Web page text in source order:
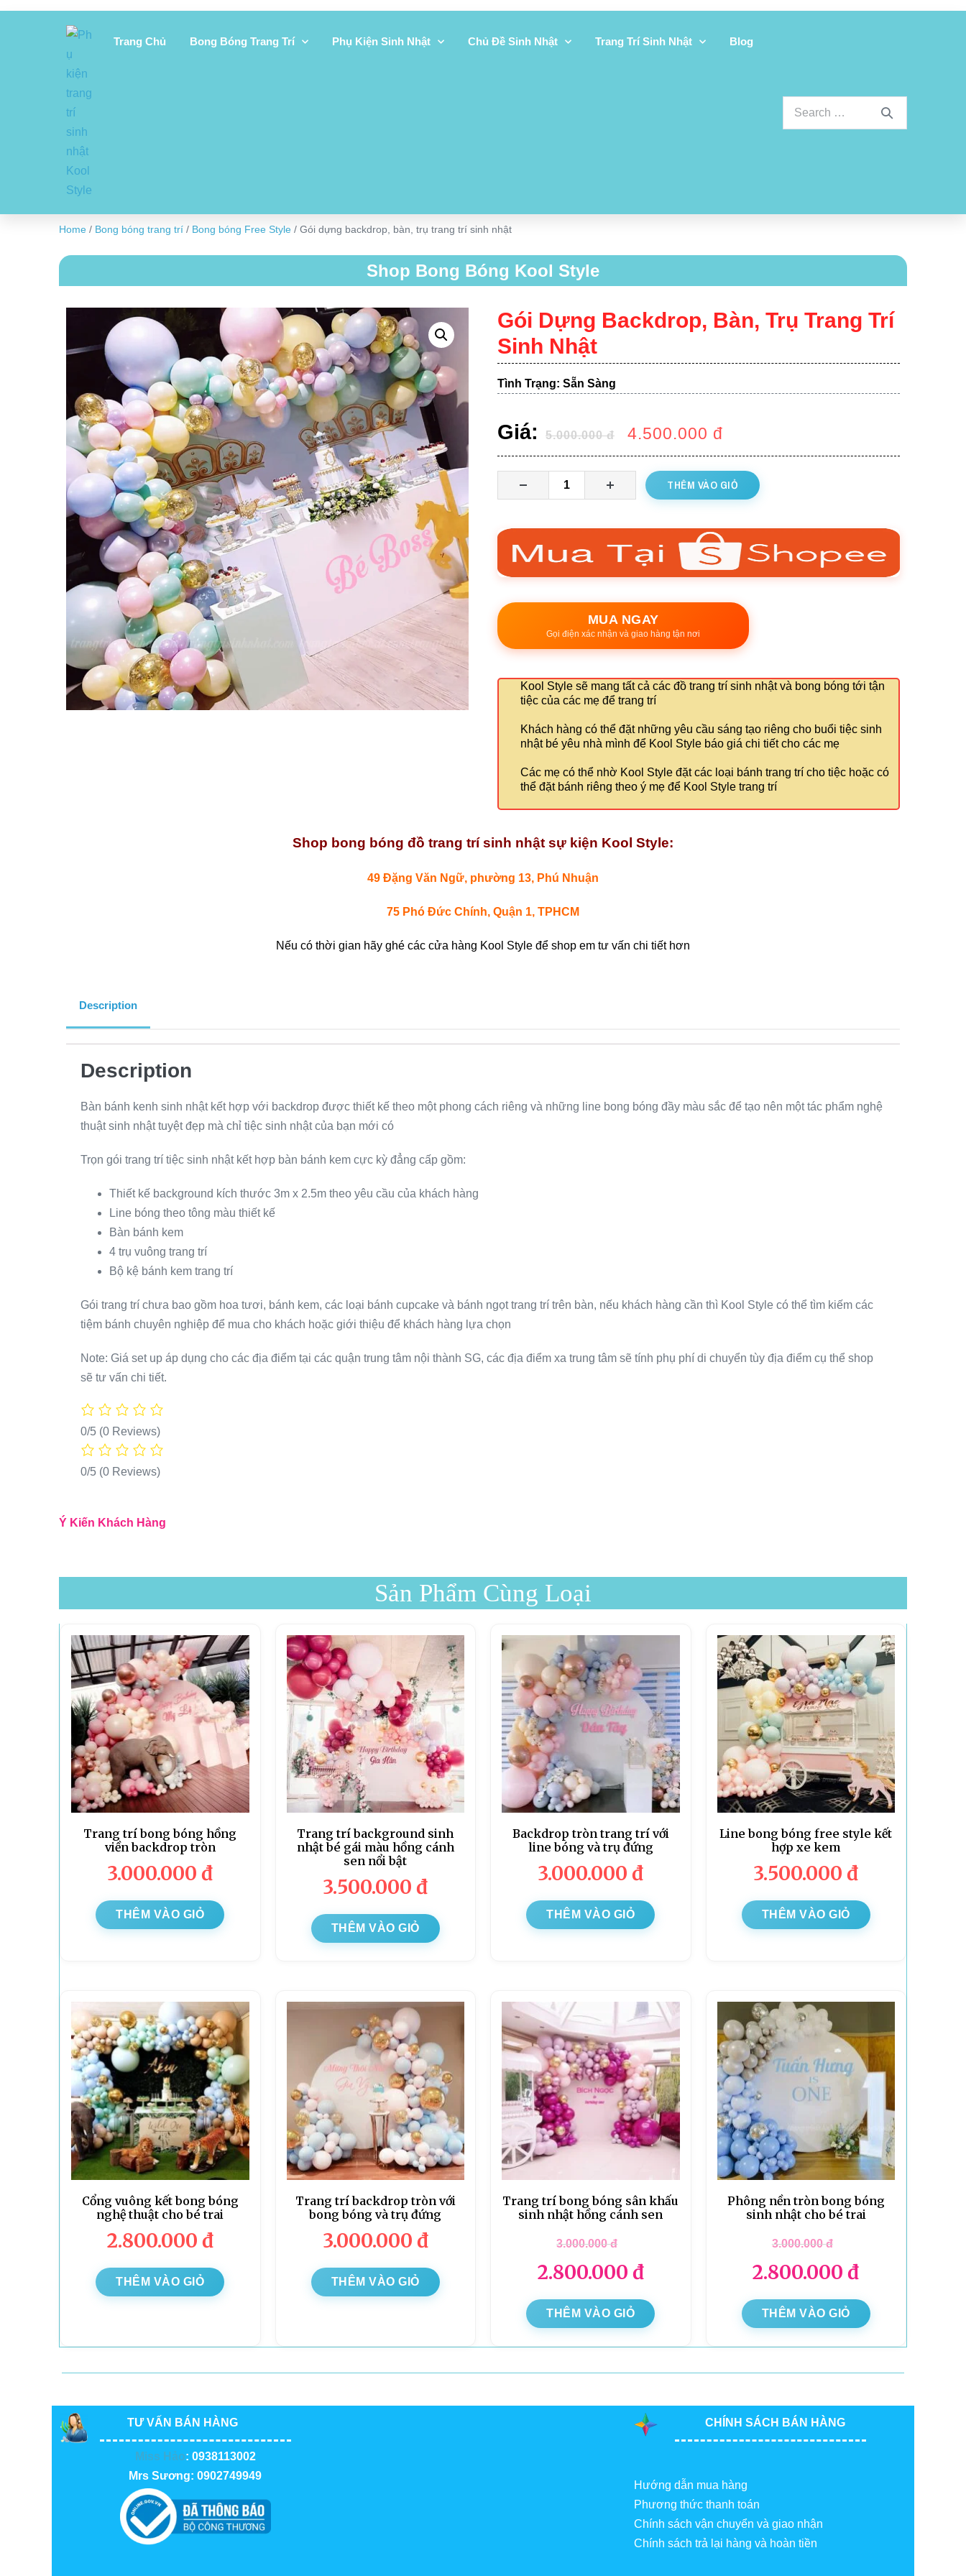
Trang Chủ Bong Bóng Trang Trí Phụ Kiện Sinh Nhật Chủ Đề Sinh Nhật Trang Trí Sinh Nhật Blog
Home / Bong bóng trang trí / Bong bóng Free Style / Gói dựng backdrop, bàn, trụ trang trí sinh nhật
Shop Bong Bóng Kool Style
Gói Dựng Backdrop, Bàn, Trụ Trang Trí
Sinh Nhật
Tình Trạng: Sẵn Sàng
Giá: 5.000.000đ 4.500.000 đ
THÊM VÀO GIỎ
MUA NGAY
Gọi điện xác nhận và giao hàng tận nơi
Kool Style sẽ mang tất cả các đồ trang trí sinh nhật và bong bóng tới tận
tiệc của các mẹ để trang trí
Khách hàng có thể đặt những yêu cầu sáng tạo riêng cho buổi tiệc sinh
nhật bé yêu nhà mình để Kool Style báo giá chi tiết cho các mẹ
Các mẹ có thể nhờ Kool Style đặt các loại bánh trang trí cho tiệc hoặc có
thể đặt bánh riêng theo ý mẹ để Kool Style trang trí
Shop bong bóng đồ trang trí sinh nhật sự kiện Kool Style:
49 Đặng Văn Ngữ, phường 13, Phú Nhuận
75 Phó Đức Chính, Quận 1, TPHCM
Nếu có thời gian hãy ghé các cửa hàng Kool Style để shop em tư vấn chi tiết hơn
Description
Description
Bàn bánh kenh sinh nhật kết hợp với backdrop được thiết kế theo một phong cách riêng và những line bong bóng đầy màu sắc để tạo nên một tác phẩm nghệ
thuật sinh nhật tuyệt đẹp mà chỉ tiệc sinh nhật của bạn mới có
Trọn gói trang trí tiệc sinh nhật kết hợp bàn bánh kem cực kỳ đẳng cấp gồm:
Thiết kế background kích thước 3m x 2.5m theo yêu cầu của khách hàng
Line bóng theo tông màu thiết kế
Bàn bánh kem
4 trụ vuông trang trí
Bộ kệ bánh kem trang trí
Gói trang trí chưa bao gồm hoa tươi, bánh kem, các loại bánh cupcake và bánh ngọt trang trí trên bàn, nếu khách hàng cần thì Kool Style có thể tìm kiếm các
tiệm bánh chuyên nghiệp để mua cho khách hoặc giới thiệu để khách hàng lựa chọn
Note: Giá set up áp dụng cho các địa điểm tại các quận trung tâm nội thành SG, các địa điểm xa trung tâm sẽ tính phụ phí di chuyển tùy địa điểm cụ thể shop
sẽ tư vấn chi tiết.
0/5 (0 Reviews)
0/5 (0 Reviews)
Ý Kiến Khách Hàng
Sản Phẩm Cùng Loại
Trang trí bong bóng hồng
viền backdrop tròn
3.000.000đ
THÊM VÀO GIỎ
Trang trí background sinh
nhật bé gái màu hồng cánh
sen nổi bật
3.500.000đ
THÊM VÀO GIỎ
Backdrop tròn trang trí với
line bóng và trụ đứng
3.000.000đ
THÊM VÀO GIỎ
Line bong bóng free style kết
hợp xe kem
3.500.000đ
THÊM VÀO GIỎ
Cổng vuông kết bong bóng
nghệ thuật cho bé trai
2.800.000 đ
THÊM VÀO GIỎ
Trang trí backdrop tròn với
bong bóng và trụ đứng
3.000.000 đ
THÊM VÀO GIỎ
Trang trí bong bóng sân khấu
sinh nhật hồng cánh sen
3.000.000đ
2.800.000 đ
THÊM VÀO GIỎ
Phông nền tròn bong bóng
sinh nhật cho bé trai
3.000.000đ
2.800.000đ
THÊM VÀO GIỎ
TƯ VẤN BÁN HÀNG
Miss Hảo: 0938113002
Mrs Sương: 0902749949
CHÍNH SÁCH BÁN HÀNG
Hướng dẫn mua hàng
Phương thức thanh toán
Chính sách vận chuyển và giao nhận
Chính sách trả lại hàng và hoàn tiền